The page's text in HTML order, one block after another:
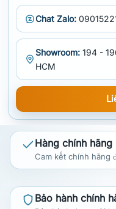
Chat Zalo:
Showroom: 194 -
HCM
Hàng chính hãng
Cam kết chính hãng
Bảo hành chính